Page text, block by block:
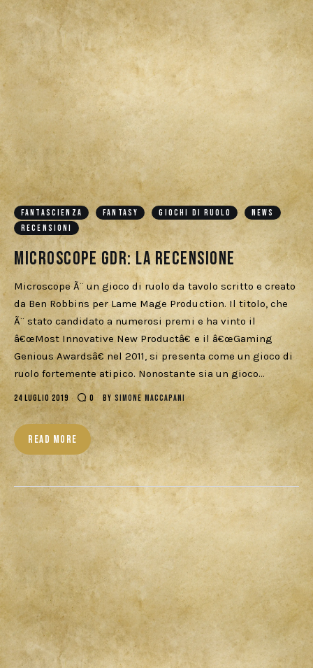
FANTASCIENZA FANTASY GIOCHI DI RUOLO
NEWS
RECENSIONI
Microscope GDR: La Recensione
Microscope Ã¨ un gioco di ruolo da tavolo scritto e creato
da Ben Robbins per Lame Mage Production. Il titolo, che
Ã¨ stato candidato a numerosi premi e ha vinto il
â€œMost Innovative New Productâ€ e il â€œGaming
Genious Awardsâ€ nel 2011, si presenta come un gioco di
ruolo fortemente atipico. Nonostante sia un gioco…
24 LUGLIO 2019 0 BY SIMONE MACCAPANI
READ MORE